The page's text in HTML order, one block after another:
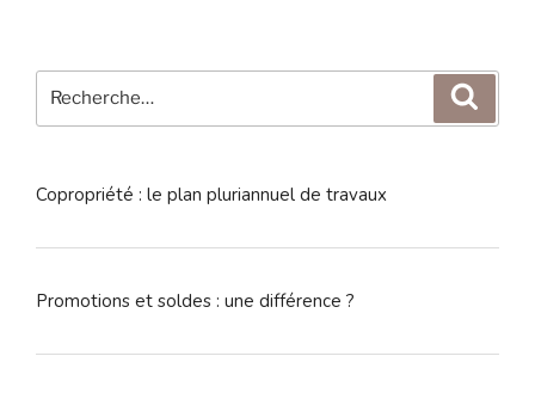
pour
Copropriété : le plan pluriannuel de travaux
Promotions et soldes : une différence ?